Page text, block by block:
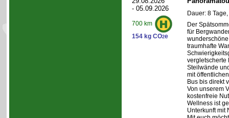
- 05.09.2026
700 km
154 kg CO2e
Dauer: 8
Der
für
traumhafte
vergletscherte
Steilwände
mit
Bus bis direkt
Von unserem
kostenfreie
Wellness ist
Unterkunft mit